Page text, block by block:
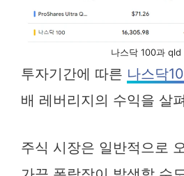
나스닥 100과 qld
투자기간에 따른 나스닥
배 레버리지의 수익을 살
주식 시장은 일반적으로